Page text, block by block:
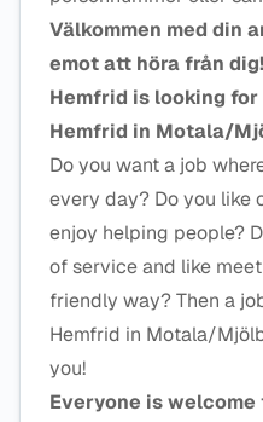
Välkommen med din
emot att höra från dig!
Hemfrid is looking
Hemfrid in Motala/
Do you want a job
every day? Do you like
enjoy helping people?
of service and like
friendly way? Then a
Hemfrid in Motala/
you!
Everyone is